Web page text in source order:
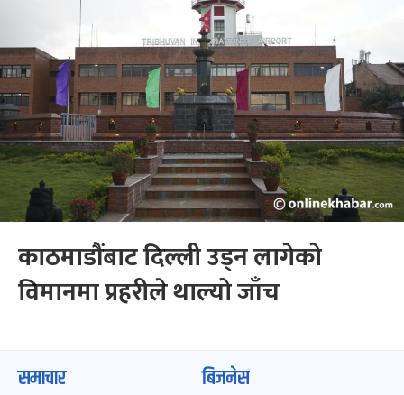
काठमाडौंबाट दिल्ली उड्न लागेको
विमानमा प्रहरीले थाल्यो जाँच
समाचार बिजनेस